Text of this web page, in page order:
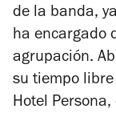
de la banda,
ha encargado
agrupación.
su tiempo
Hotel